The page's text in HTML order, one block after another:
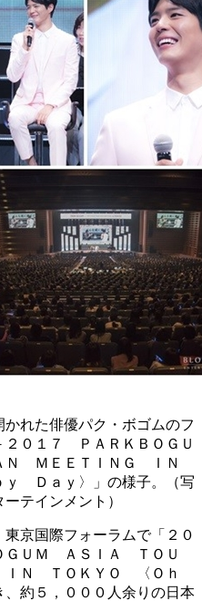
れた俳優パク・ボゴムのフ
２０１７ ＰＡＲＫＢＯＧＵ
ＭＥＥＴＩＮＧ ＩＮ
Ｄａｙ〉」の様子。（写
テインメント）
京国際フォーラムで「２０
ＧＵＭ ＡＳＩＡ ＴＯＵ
ＩＮ ＴＯＫＹＯ 〈Ｏｈ
約５，０００人余りの日本